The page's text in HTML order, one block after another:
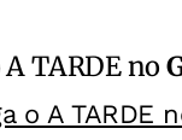
A TARDE no
o A TARDE